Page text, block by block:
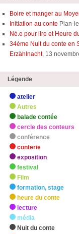
Boire et manger au
Initiation au conte Plan-
Né.e pour lire et Heure
34ème Nuit du conte en
Erzählnacht, 13
Légende
atelier
Autres
balade contée
cercle des conteurs
conférence
conterie
exposition
festival
Film
formation, stage
heure du conte
lecture
média
Nuit du conte